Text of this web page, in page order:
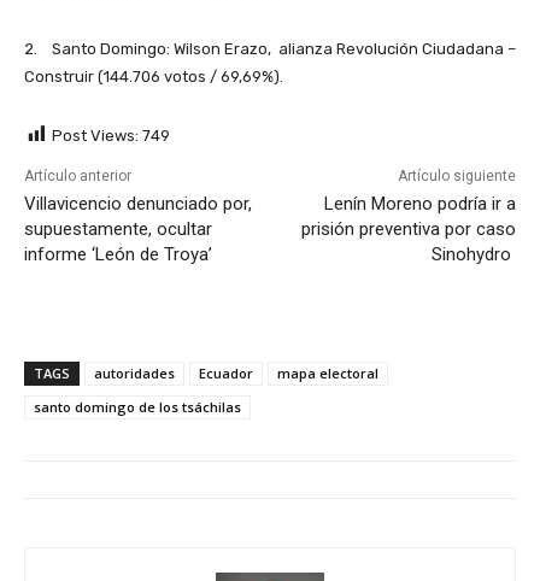
2. Santo Domingo: Wilson Erazo, alianza Revolución Ciudadana –
Construir (144.706 votos / 69,69%).
Post Views: 749
Artículo anterior
Villavicencio denunciado por,
supuestamente, ocultar
informe ‘León de Troya’
Artículo siguiente
Lenín Moreno podría ir a
prisión preventiva por caso
Sinohydro
TAGS autoridades Ecuador
mapa electoral
santo domingo de los tsáchilas